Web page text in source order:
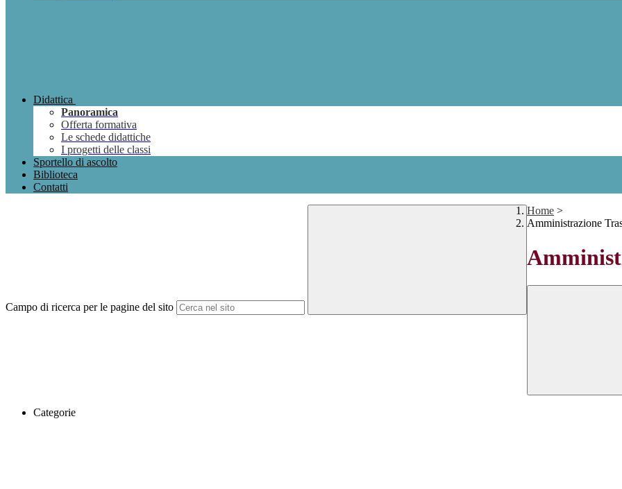
Didattica
Panoramica
Offerta formativa
Le schede didattiche
I progetti delle classi
Sportello di ascolto
Biblioteca
Contatti
Campo di ricerca per le pagine del sito
Home >
Amministrazione
Categorie